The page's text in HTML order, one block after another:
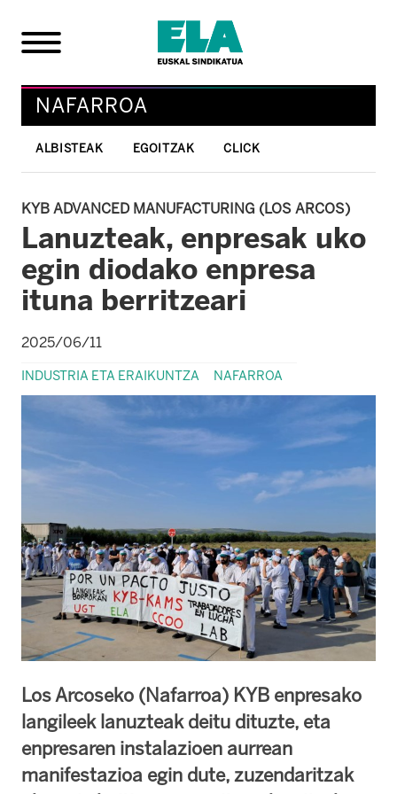
NAFARROA
ALBISTEAK EGOITZAK CLICK
KYB ADVANCED MANUFACTURING (LOS ARCOS)
Lanuzteak, enpresak uko
egin diodako enpresa
ituna berritzeari
2025/06/11
INDUSTRIA ETA ERAIKUNTZA NAFARROA
Los Arcoseko (Nafarroa) KYB enpresako
langileek lanuzteak deitu dituzte, eta
enpresaren instalazioen aurrean
manifestazioa egin dute, zuzendaritzak